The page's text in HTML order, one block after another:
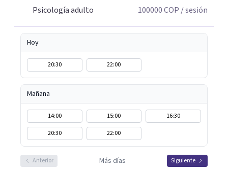
Psicología adulto
100000COP / sesión
Hoy
20:30 22:00
Mañana
14:00 15:00
16:30
20:30
22:00
Anterior Más días Siguiente